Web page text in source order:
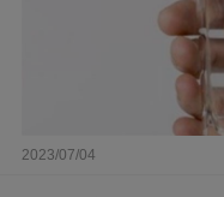
2023/07/04